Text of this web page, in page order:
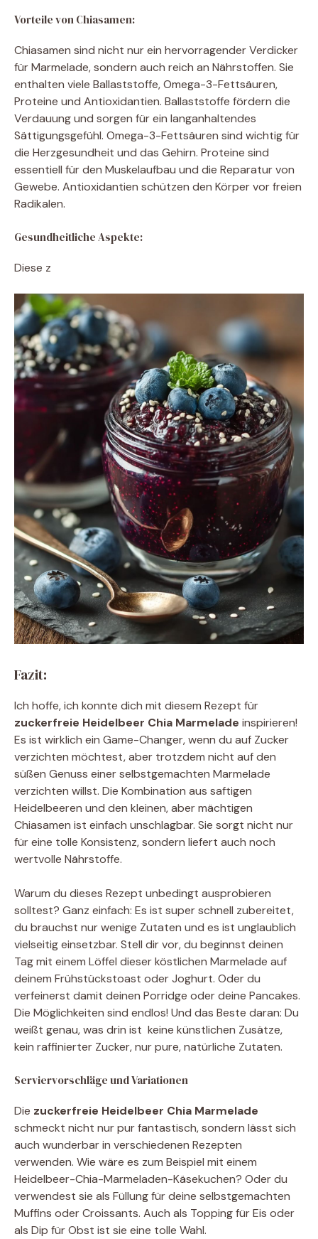
Vorteile von Chiasamen:
Chiasamen sind nicht nur ein hervorragender Verdicker
für Marmelade, sondern auch reich an Nährstoffen. Sie
enthalten viele Ballaststoffe, Omega-3-Fettsäuren,
Proteine und Antioxidantien. Ballaststoffe fördern die
Verdauung und sorgen für ein langanhaltendes
Sättigungsgefühl. Omega-3-Fettsäuren sind wichtig für
die Herzgesundheit und das Gehirn. Proteine sind
essentiell für den Muskelaufbau und die Reparatur von
Gewebe. Antioxidantien schützen den Körper vor freien
Radikalen.
Gesundheitliche Aspekte:
Diese z
Fazit:
Ich hoffe, ich konnte dich mit diesem Rezept für
zuckerfreie Heidelbeer Chia Marmelade inspirieren!
Es ist wirklich ein Game-Changer, wenn du auf Zucker
verzichten möchtest, aber trotzdem nicht auf den
süßen Genuss einer selbstgemachten Marmelade
verzichten willst. Die Kombination aus saftigen
Heidelbeeren und den kleinen, aber mächtigen
Chiasamen ist einfach unschlagbar. Sie sorgt nicht nur
für eine tolle Konsistenz, sondern liefert auch noch
wertvolle Nährstoffe.
Warum du dieses Rezept unbedingt ausprobieren
solltest? Ganz einfach: Es ist super schnell zubereitet,
du brauchst nur wenige Zutaten und es ist unglaublich
vielseitig einsetzbar. Stell dir vor, du beginnst deinen
Tag mit einem Löffel dieser köstlichen Marmelade auf
deinem Frühstückstoast oder Joghurt. Oder du
verfeinerst damit deinen Porridge oder deine Pancakes.
Die Möglichkeiten sind endlos! Und das Beste daran: Du
weißt genau, was drin ist  keine künstlichen Zusätze,
kein raffinierter Zucker, nur pure, natürliche Zutaten.
Serviervorschläge und Variationen
Die zuckerfreie Heidelbeer Chia Marmelade
schmeckt nicht nur pur fantastisch, sondern lässt sich
auch wunderbar in verschiedenen Rezepten
verwenden. Wie wäre es zum Beispiel mit einem
Heidelbeer-Chia-Marmeladen-Käsekuchen? Oder du
verwendest sie als Füllung für deine selbstgemachten
Muffins oder Croissants. Auch als Topping für Eis oder
als Dip für Obst ist sie eine tolle Wahl.